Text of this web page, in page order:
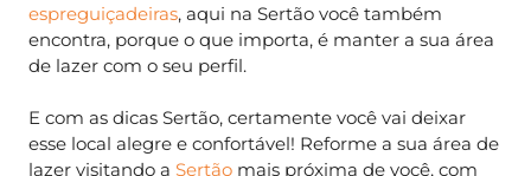
espreguiçadeiras, aqui na Sertão você também
encontra, porque o que importa, é manter a sua área
de lazer com o seu perfil.
E com as dicas Sertão, certamente você vai deixar
esse local alegre e confortável! Reforme a sua área de
lazer visitando a Sertão mais próxima de você, com